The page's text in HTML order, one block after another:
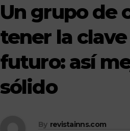
Un grupo de
tener la
futuro: así
sólido
By revistainns.com